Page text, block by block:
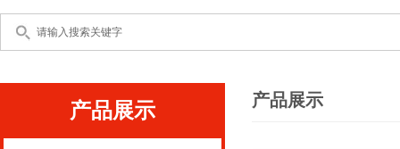
产品展示 产品展示